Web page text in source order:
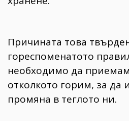
Причината това
гореспоменатото
необходимо да
отколкото горим, за да
промяна в теглото ни.